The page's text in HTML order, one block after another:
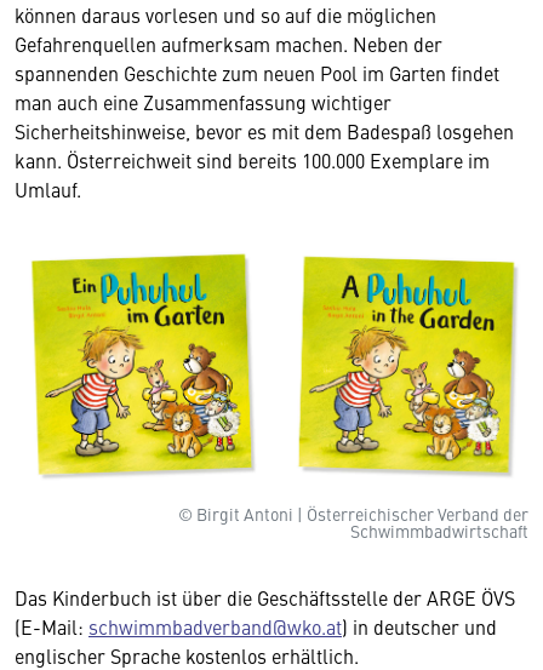
können daraus vorlesen und so auf die möglichen
Gefahrenquellen aufmerksam machen. Neben der
spannenden Geschichte zum neuen Pool im Garten findet
man auch eine Zusammenfassung wichtiger
Sicherheitshinweise, bevor es mit dem Badespaß losgehen
kann. Österreichweit sind bereits 100.000 Exemplare im
Umlauf.
© Birgit Antoni | Österreichischer Verband der
Schwimmbadwirtschaft
Das Kinderbuch ist über die Geschäftsstelle der ARGE ÖVS
(E-Mail: schwimmbadverband@wko.at) in deutscher und
englischer Sprache kostenlos erhältlich.